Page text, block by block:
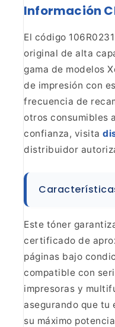
Información
El código
original de alta
gama de modelos
de impresión con
frecuencia de
otros consumibles
confianza, visita
distribuidor
Este tóner
certificado de
páginas bajo
compatible con
impresoras y
asegurando que tu
su máximo